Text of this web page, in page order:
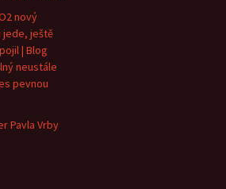
nový
jede, ještě
| Blog
neustále
pevnou
Pavla Vrby